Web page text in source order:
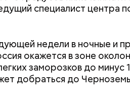
специалист центра
недели в ночные и
окажется в зоне
заморозков до минус
добраться до
поэтому никакого
питания человека,
возникновения